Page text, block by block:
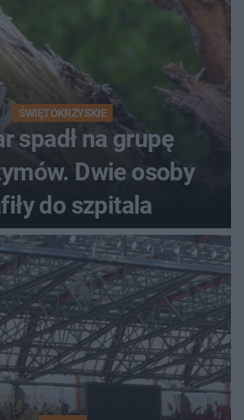
ŚWIĘTOKRZYSKIE
spadł na grupę
Dwie osoby
do szpitala